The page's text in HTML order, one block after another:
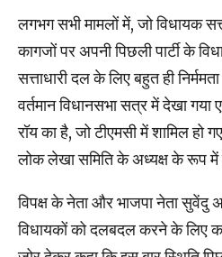
लगभग सभी मामलों में, जो विधायक
कागजों पर अपनी पिछली पार्टी के
सत्ताधारी दल के लिए बहुत ही
वर्तमान विधानसभा सत्र में देखा
रॉय का है, जो टीएमसी में शामिल हो
लोक लेखा समिति के अध्यक्ष के रूप
विपक्ष के नेता और भाजपा नेता सुवेंदु
विधायकों को दलबदल करने के लिए